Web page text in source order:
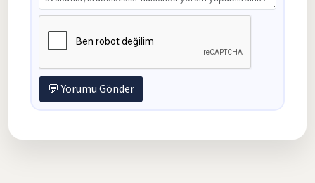
💬 Yorumu Gönder